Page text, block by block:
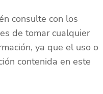
consulte con los
de tomar cualquier
ya que el uso o
contenida en este